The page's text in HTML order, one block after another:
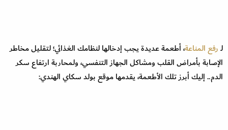
لـرفع المناعة، أطعمة عديدة يجب إدخالها لنظامك الغذائي؛ لتقليل مخاطر
الإصابة بأمراض القلب ومشاكل الجهاز التنفسي، ولمحاربة ارتفاع سكر
الدم.. إليك أبرز تلك الأطعمة، يقدمها موقع بولد سكاي الهندي: